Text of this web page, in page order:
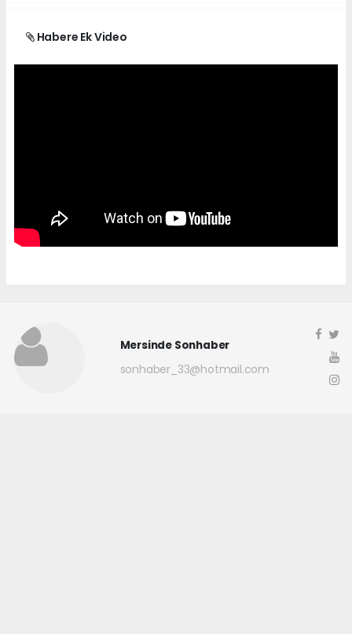
Habere Ek Video
Mersinde Sonhaber
sonhaber_33@hotmail.com